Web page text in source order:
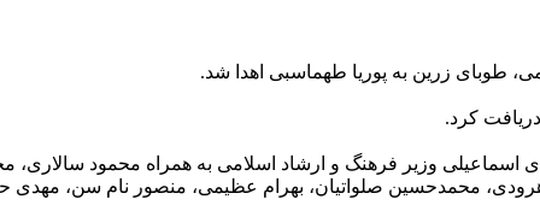
طوبای زرین به پوریا طهماسبی اهدا شد.
کرد.
وزیر فرهنگ و ارشاد اسلامی به همراه محمود سالاری،
محمدحسین صلواتیان، بهرام عظیمی، منصور نام سن، مهدی